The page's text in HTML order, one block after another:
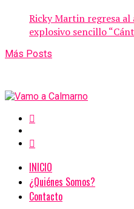
Ricky Martin regresa
explosivo sencillo
Más Posts
INICIO
¿Quiénes Somos?
Contacto